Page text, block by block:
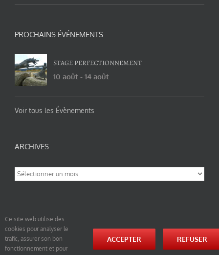
PROCHAINS ÉVÉNEMENTS
STAGE PERFECTIONNEMENT
10 août - 14 août
Voir tous les Évènements
ARCHIVES
Archives
© tao-yin.co © TAO-YIN.fr Georges Charles, Hormis les pages https://tao-yin.fr/georges-charles/
et https://tao-yin.fr/san-yiquan-le-poing-des-trois-harmonies/ sous licence Creative Commons
Paternité-Partage des Conditions Initiales à l’Identique 3.0 Unported (photos de ces pages non
Ce site web utilise des
cookies pour analyser le
trafic, assurer son bon
fonctionnement et pour
ACCEPTER REFUSER